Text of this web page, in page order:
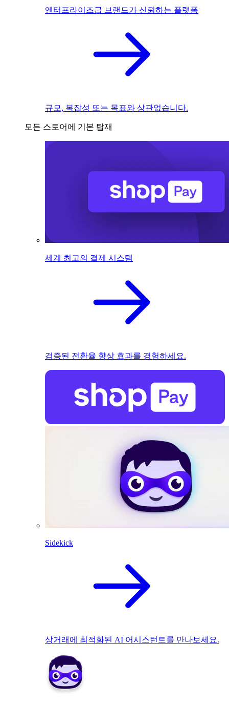
엔터프라이즈급 브랜드가 신뢰하는 플랫폼
규모, 복잡성 또는 목표와 상관없습니다.
모든 스토어에 기본 탑재
세계 최고의 결제 시스템
검증된 전환율 향상 효과를 경험하세요.
Sidekick
상거래에 최적화된 AI 어시스턴트를 만나보세요.